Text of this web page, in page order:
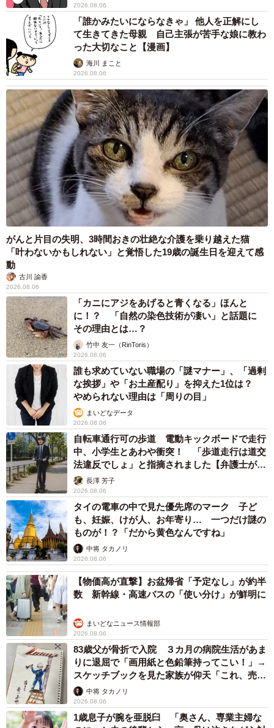
2026.08.06
「誰かみたいにならなきゃ」 他人を正解にし
て生きてきた母親 自己主張が苦手な娘に教わ
った大切なこと【漫画】
海川 まこと
2026.08.06
がんと片目の失明、3時間おきの壮絶な介護を乗り越えた猫
「叶わないかもしれない」と覚悟した19歳の誕生日を迎えて感
動
古川 諭香
2026.08.06
「カニにアジをあげると青くなる」ほんと
に！？ 「自然の染色技術が凄い」と話題に
その理由とは…？
竹中 友一（RinToris）
2026.08.06
誰も求めていない職場の「謎マナー」、「過剰
な挨拶」や「お土産配り」を抑えた1位は？
やめられない理由は「周りの目」
まいどなデータ
2026.08.06
自転車通行可の歩道 電動キックボードで走行
中、小学生とあわや衝突！ 「歩道走行は道交
法違反でしょ」と指摘されました【弁護士が解
説】長澤 芳子
2026.08.06
タイの電車の中で見た優先席のマーク 子ど
も、妊娠、けが人、お年寄り… 一つだけ謎の
ものが！？「だから黄色なんですね」
中将 タカノリ
2026.08.06
【物価高が直撃】お盆帰省「予定なし」が約半
数 新幹線・高速バスの「使い分け」が鮮明に
まいどなニュース情報部
2026.08.06
83歳父が骨折で入院 ３カ月の病院生活があま
りに退屈で「画用紙と色鉛筆持ってこい！」→
スケッチブックを見た家族が仰天「これ、売れ
ますよ…」
中将 タカノリ
2026.08.06
1歳息子が腕を亜脱臼 「奥さん、専業主婦な